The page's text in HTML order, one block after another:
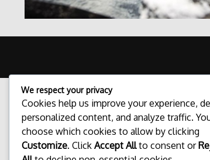
We respect your privacy
Cookies help us improve your experience,
personalized content, and analyze traffic.
choose which cookies to allow by clicking
Customize. Click Accept Allto consent or